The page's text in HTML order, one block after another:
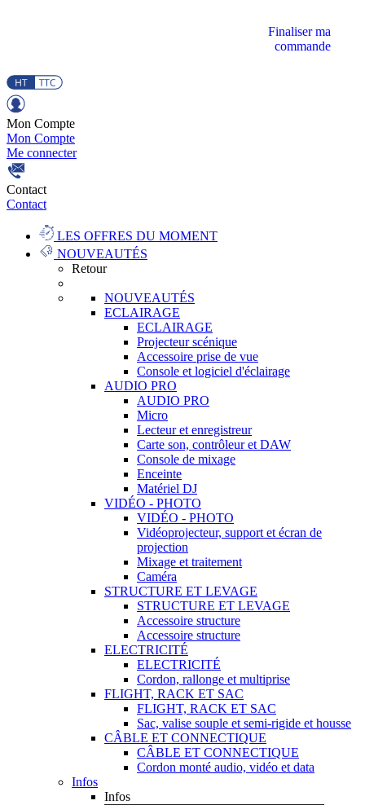
Finaliser ma
commande
Mon Compte
Mon Compte
Me connecter
Contact
Contact
LES OFFRES DU MOMENT
NOUVEAUTÉS
Retour
NOUVEAUTÉS
ECLAIRAGE
ECLAIRAGE
Projecteur scénique
Accessoire prise de vue
Console et logiciel d'éclairage
AUDIO PRO
AUDIO PRO
Micro
Lecteur et enregistreur
Carte son, contrôleur et DAW
Console de mixage
Enceinte
Matériel DJ
VIDÉO - PHOTO
VIDÉO - PHOTO
Vidéoprojecteur, support et écran de
projection
Mixage et traitement
Caméra
STRUCTURE ET LEVAGE
STRUCTURE ET LEVAGE
Accessoire structure
Accessoire structure
ELECTRICITÉ
ELECTRICITÉ
Cordon, rallonge et multiprise
FLIGHT, RACK ET SAC
FLIGHT, RACK ET SAC
Sac, valise souple et semi-rigide et housse
CÂBLE ET CONNECTIQUE
CÂBLE ET CONNECTIQUE
Cordon monté audio, vidéo et data
Infos
Infos